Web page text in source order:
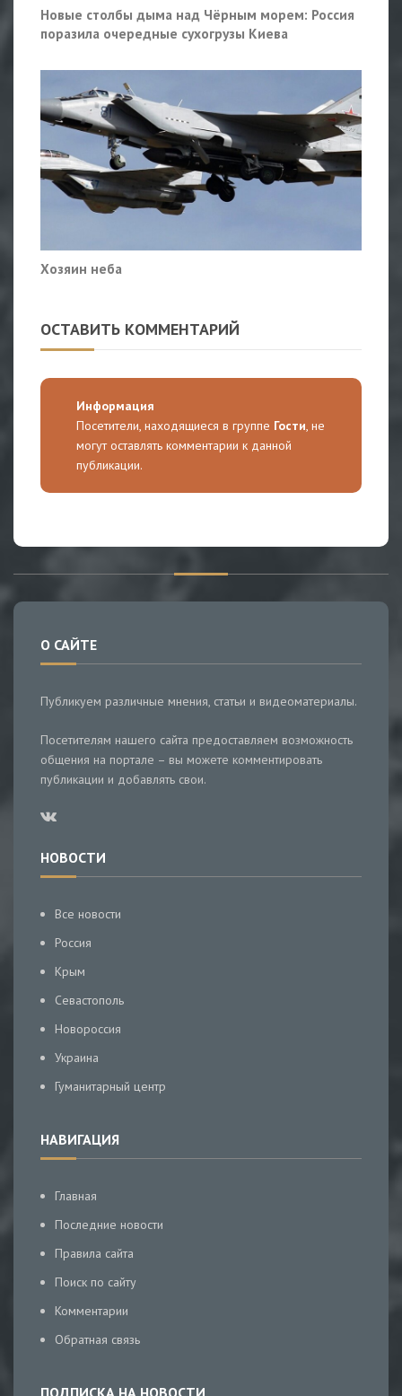
Новые столбы дыма над Чёрным морем: Россия
поразила очередные сухогрузы Киева
Хозяин неба
ОСТАВИТЬ КОММЕНТАРИЙ
Информация
Посетители, находящиеся в группе Гости , не
могут оставлять комментарии к данной
публикации.
О САЙТЕ
Публикуем различные мнения, статьи и видеоматериалы.
Посетителям нашего сайта предоставляем возможность
общения на портале – вы можете комментировать
публикации и добавлять свои.
НОВОСТИ
Все новости
Россия
Крым
Севастополь
Новороссия
Украина
Гуманитарный центр
НАВИГАЦИЯ
Главная
Последние новости
Правила сайта
Поиск по сайту
Комментарии
Обратная связь
ПОДПИСКА НА НОВОСТИ